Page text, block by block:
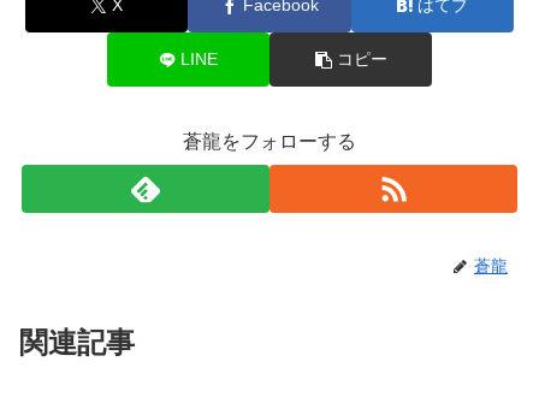
X Facebook はてブ
LINE コピー
蒼龍をフォローする
蒼龍
関連記事